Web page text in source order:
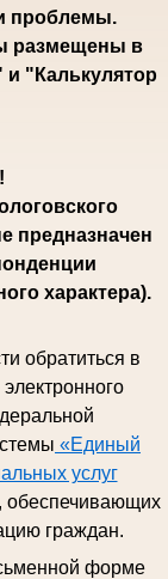
проблемы.
размещены в
"Калькулятор
предназначен
характера).
обратиться в
«Единый
услуг
, обеспечивающих
граждан.
форме